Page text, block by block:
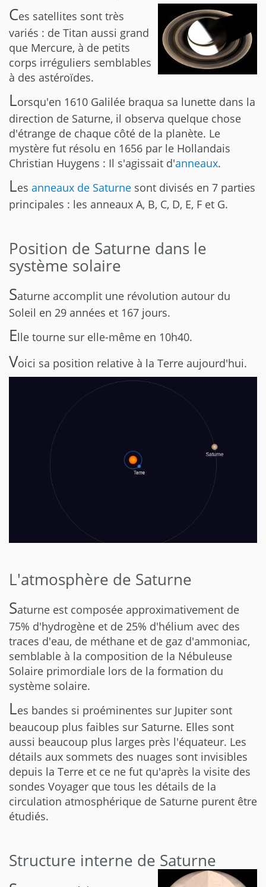
Ces satellites sont très
variés : de Titan aussi grand
que Mercure, à de petits
corps irréguliers semblables
à des astéroïdes.
Lorsqu'en 1610 Galilée braqua sa lunette dans la
direction de Saturne, il observa quelque chose
d'étrange de chaque côté de la planète. Le
mystère fut résolu en 1656 par le Hollandais
Christian Huygens : Il s'agissait d'anneaux.
Les anneaux de Saturne sont divisés en 7 parties
principales : les anneaux A, B, C, D, E, F et G.
Position de Saturne dans le
système solaire
Saturne accomplit une révolution autour du
Soleil en 29 années et 167 jours.
Elle tourne sur elle-même en 10h40.
Voici sa position relative à la Terre aujourd'hui.
L'atmosphère de Saturne
Saturne est composée approximativement de
75% d'hydrogène et de 25% d'hélium avec des
traces d'eau, de méthane et de gaz d'ammoniac,
semblable à la composition de la Nébuleuse
Solaire primordiale lors de la formation du
système solaire.
Les bandes si proéminentes sur Jupiter sont
beaucoup plus faibles sur Saturne. Elles sont
aussi beaucoup plus larges près l'équateur. Les
détails aux sommets des nuages sont invisibles
depuis la Terre et ce ne fut qu'après la visite des
sondes Voyager que tous les détails de la
circulation atmosphérique de Saturne purent être
étudiés.
Structure interne de Saturne